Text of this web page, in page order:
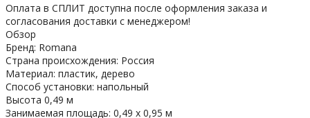
Оплата в СПЛИТ доступна после оформления заказа и
согласования доставки с менеджером!
Обзор
Бренд: Romana
Страна происхождения: Россия
Материал: пластик, дерево
Способ установки: напольный
Высота 0,49 м
Занимаемая площадь: 0,49 х 0,95 м